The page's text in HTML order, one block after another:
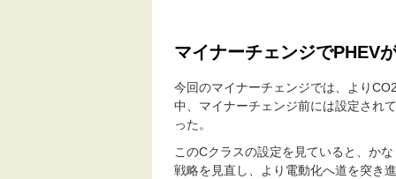
マイナーチェンジでPHEV
今回のマイナーチェンジでは、より
中、マイナーチェンジ前には設定され
った。
このCクラスの設定を見ていると、か
戦略を見直し、より電動化へ道を突き